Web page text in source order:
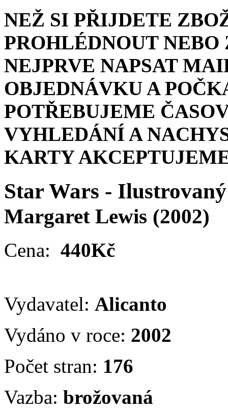
NEŽ SI PŘIJDETE
PROHLÉDNOUT
NEJPRVE NAPSAT
OBJEDNÁVKU A
POTŘEBUJEME
VYHLEDÁNÍ A
KARTY
Star Wars -
Margaret Lewis (2002)
Cena: 440Kč
Vydavatel: Alicanto
Vydáno v roce: 2002
Počet stran: 176
Vazba: brožovaná